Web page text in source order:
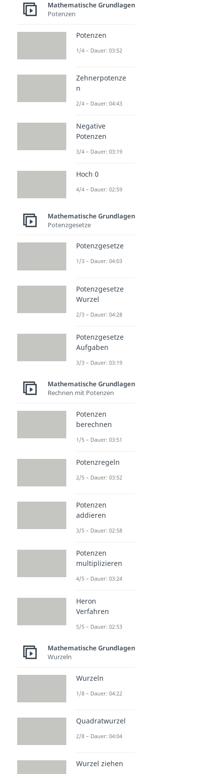
Mathematische Grundlagen
Potenzen
Potenzen
1/4 – Dauer: 03:52
Zehnerpotenze
n
2/4 – Dauer: 04:43
Negative
Potenzen
3/4 – Dauer: 03:19
Hoch 0
4/4 – Dauer: 02:59
Mathematische Grundlagen
Potenzgesetze
Potenzgesetze
1/3 – Dauer: 04:03
Potenzgesetze
Wurzel
2/3 – Dauer: 04:28
Potenzgesetze
Aufgaben
3/3 – Dauer: 03:19
Mathematische Grundlagen
Rechnen mit Potenzen
Potenzen
berechnen
1/5 – Dauer: 03:51
Potenzregeln
2/5 – Dauer: 03:52
Potenzen
addieren
3/5 – Dauer: 02:58
Potenzen
multiplizieren
4/5 – Dauer: 03:24
Heron
Verfahren
5/5 – Dauer: 02:53
Mathematische Grundlagen
Wurzeln
Wurzeln
1/8 – Dauer: 04:22
Quadratwurzel
2/8 – Dauer: 04:04
Wurzel ziehen